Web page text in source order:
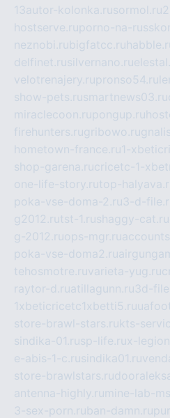
13autor-kolonka.rusormol.ru
hostserve.ruporno-na-
neznobi.rubigfatcc.ru
delfinet.rusilvernano.ru
velotrenajery.rupronso54.ru
show-pets.rusmartnews03.ru
miraclecoon.rupongup.ru
firehunters.rugribowo.ru
hometown-france.ru1-
shop-garena.rucricetc-1-
one-life-story.rutop-
poka-vse-doma-2.ru3-d-
g2012.rutst-1.rushaggy-cat.ru
g-2012.ruops-mgr.ru
poka-vse-doma2.ru
tehosmotre.ruvarieta-yug.ru
raytor-d.ruatillagunn.ru3d-
1xbeticricetc1xbetti5.ru
store-brawl-stars.rukts-
sindika-01.rusp-life.rux-
e-abis-1-c.rusindika01.ru
store-brawlstars.ru
antenna-highly.ru mine-lab-
3-sex-porn.ruban-damn.ru